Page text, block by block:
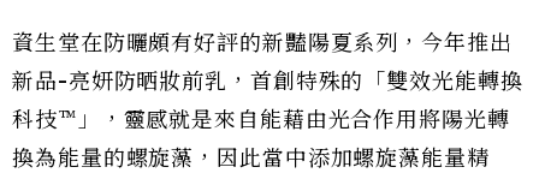
資生堂在防曬頗有好評的新豔陽夏系列，今年推出
新品-亮妍防晒妝前乳，首創特殊的「雙效光能轉換
科技™」，靈感就是來自能藉由光合作用將陽光轉
換為能量的螺旋藻，因此當中添加螺旋藻能量精